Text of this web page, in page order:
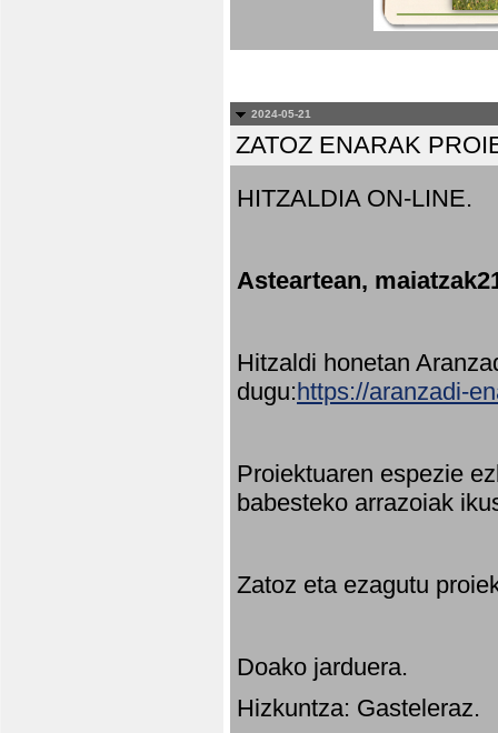
2024-05-21
ZATOZ ENARAK
HITZALDIA ON-LINE.
Asteartean,
Hitzaldi honetan
dugu:https://aranzadi-
Proiektuaren espezie
babesteko arrazoiak
Zatoz eta ezagutu
Doako jarduera.
Hizkuntza: Gasteleraz.